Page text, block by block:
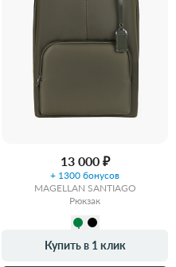
13 000 ₽
+ 1300 бонусов
MAGELLAN SANTIAGO
Рюкзак
Купить в 1 клик